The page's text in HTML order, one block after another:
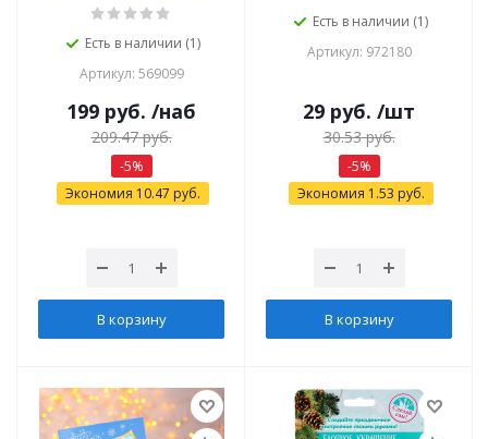
Есть в наличии (1)
Артикул: 569099
199 руб. /наб
209.47руб.
-5%
Экономия 10.47 руб.
В корзину
Есть в наличии (1)
Артикул: 972180
29 руб. /шт
30.53руб.
-5%
Экономия 1.53 руб.
В корзину